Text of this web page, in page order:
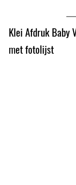
Klei Afdruk Baby
met fotolijst